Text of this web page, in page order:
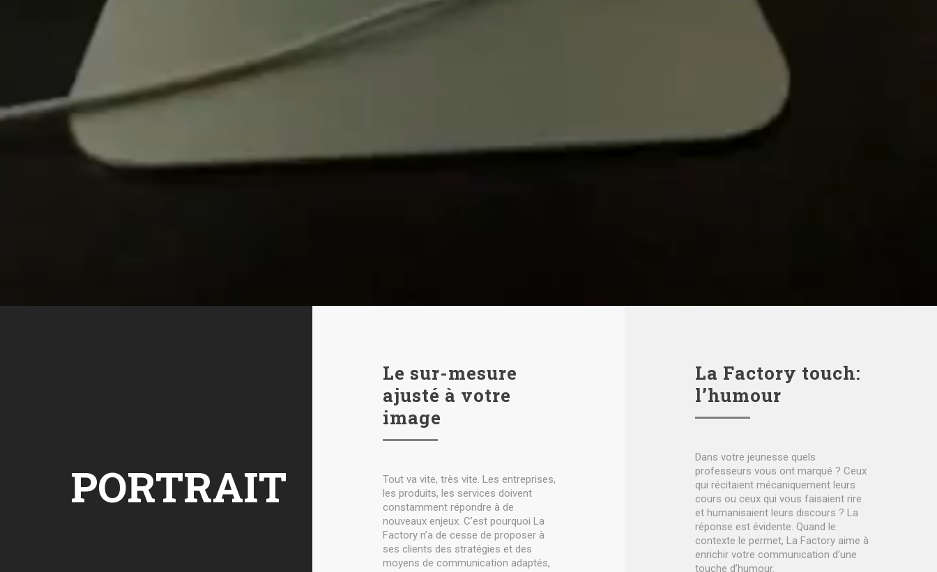
PORTRAIT
Le sur-mesure
ajusté à votre
image
Tout va vite, très vite. Les entreprises,
les produits, les services doivent
constamment répondre à de
nouveaux enjeux. C’est pourquoi La
Factory n’a de cesse de proposer à
ses clients des stratégies et des
moyens de communication adaptés,
La Factory touch:
l’humour
Dans votre jeunesse quels
professeurs vous ont marqué ? Ceux
qui récitaient mécaniquement leurs
cours ou ceux qui vous faisaient rire
et humanisaient leurs discours ? La
réponse est évidente. Quand le
contexte le permet, La Factory aime à
enrichir votre communication d’une
touche d’humour.